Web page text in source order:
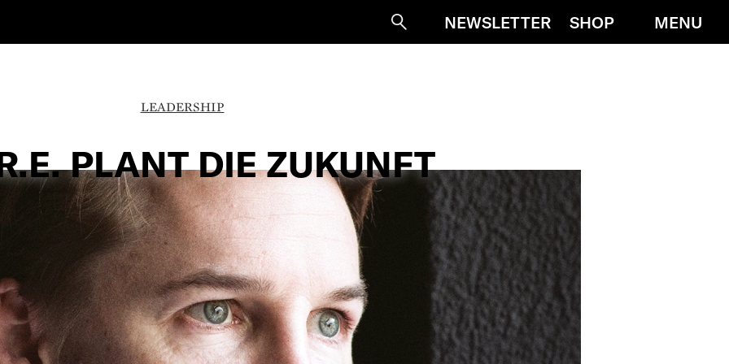
SucheNEWSLETTER SHOP MENU
LEADERSHIP
PLANT DIE ZUKUNFT